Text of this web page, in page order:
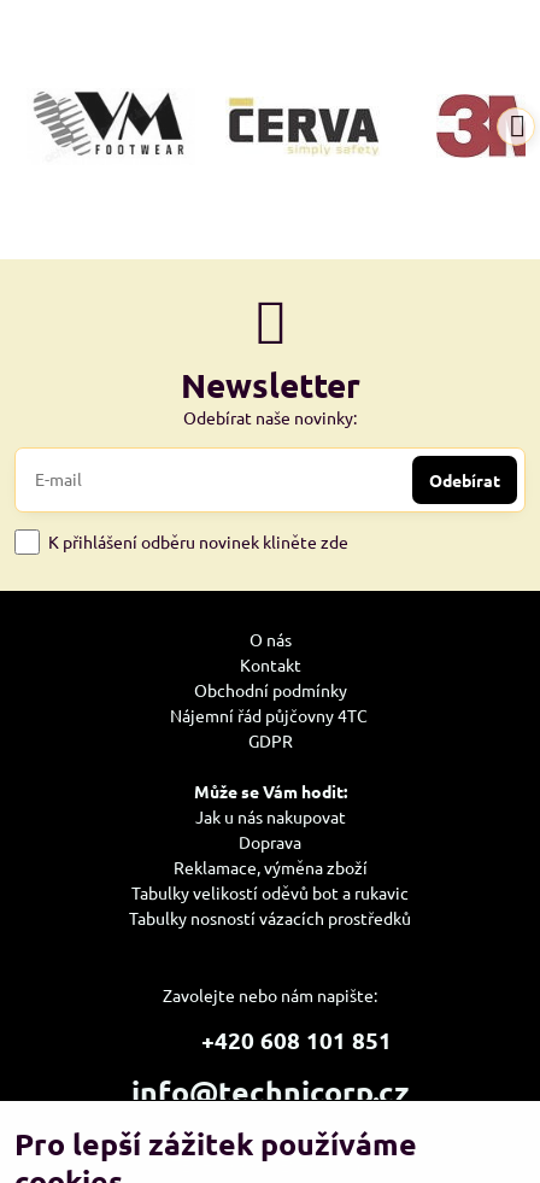
Newsletter
Odebírat naše novinky:
Odebírat
K přihlášení odběru novinek kliněte zde
O nás
Kontakt
Obchodní podmínky
Nájemní řád půjčovny 4TC
GDPR
Může se Vám hodit:
Jak u nás nakupovat
Doprava
Reklamace, výměna zboží
Tabulky velikostí oděvů bot a rukavic
Tabulky nosností vázacích prostředků
Zavolejte nebo nám napište:
+420 608 101 851
info@technicorp.cz
Showroom a výdejní místo:
TECHNICORP ESHOP s.r.o.
Pro lepší zážitek používáme